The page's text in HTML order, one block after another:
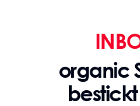
organic